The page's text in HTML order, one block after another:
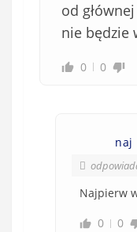
od
nie będzie
0 0
naj
Najpierw
0
0